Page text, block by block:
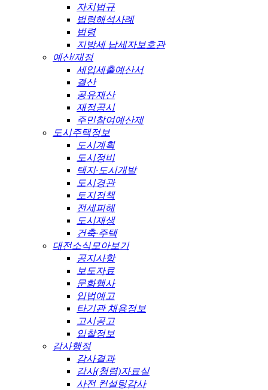
자치법규
법령해석사례
법령
지방세 납세자보호관
예산/재정
세입세출예산서
결산
공유재산
재정공시
주민참여예산제
도시주택정보
도시계획
도시정비
택지·도시개발
도시경관
토지정책
전세피해
도시재생
건축·주택
대전소식모아보기
공지사항
보도자료
문화행사
입법예고
타기관 채용정보
고시공고
입찰정보
감사행정
감사결과
감사(청렴)자료실
사전 컨설팅감사